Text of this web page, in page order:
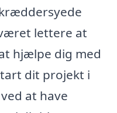
lettere at
hjælpe dig med
dit projekt i
at have